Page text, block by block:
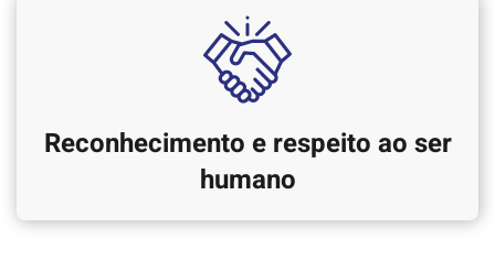
Reconhecimento e respeito ao ser
humano